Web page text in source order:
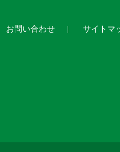
お問い合わせ サイトマ